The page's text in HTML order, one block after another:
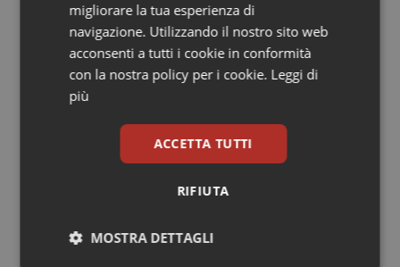
Valle D’Aosta
Veneto
Oncodermatologia
Oncoematologia
Oncologia & Nutrizione
Psoriasi & pelle
Quotidiano Cardiologia
Quotidiano Chirurgia
Ultime analisi e review da QS Pro
Gold
compliance, GDPR e Risk management
migliorare la tua esperienza di
navigazione. Utilizzando il nostro sito web
acconsenti a tutti i cookie in conformità
con la nostra policy per i cookie. Leggi di
più
ACCETTA TUTTI
RIFIUTA
MOSTRA DETTAGLI